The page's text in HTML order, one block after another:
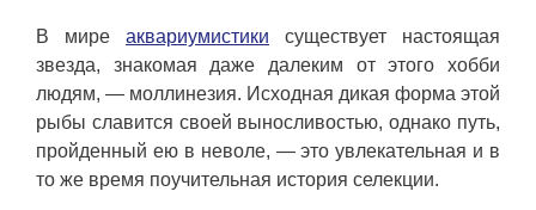
В мире аквариумистики существует настоящая
звезда, знакомая даже далеким от этого хобби
людям, — моллинезия. Исходная дикая форма этой
рыбы славится своей выносливостью, однако путь,
пройденный ею в неволе, — это увлекательная и в
то же время поучительная история селекции.